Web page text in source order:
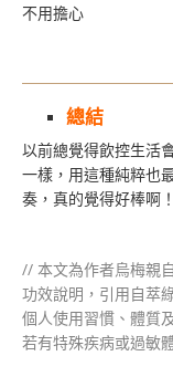
不用擔心
總結
以前總覺得飲控生活
一樣，用這種純粹也
奏，真的覺得好棒啊！
// 本文為作者烏梅親
功效說明，引用自萃
個人使用習慣、體質
若有特殊疾病或過敏